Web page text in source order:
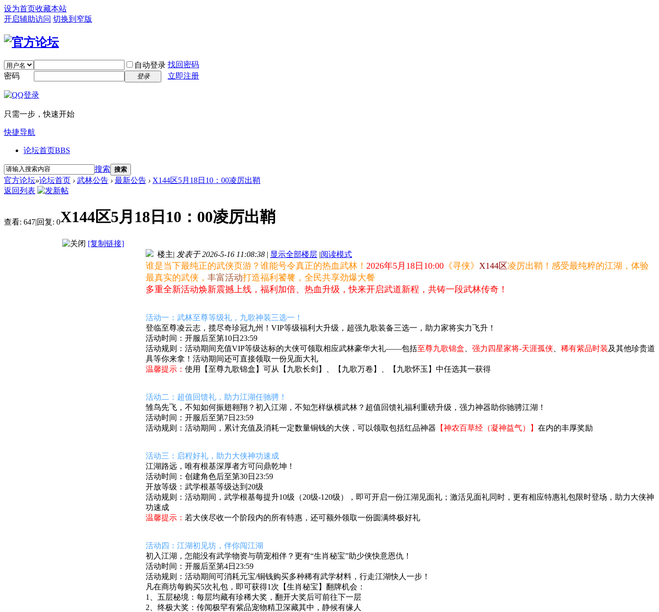
设为首页收藏本站
开启辅助访问 切换到窄版
自动登录 找回密码
密码
登录 立即注册
只需一步，快速开始
快捷导航
论坛首页BBS
搜索 搜索
官方论坛»论坛首页 › 武林公告 › 最新公告 › X144区5月18日10：00凌厉出鞘
返回列表
查看: 647|回复: 0X144区5月18日10：00凌厉出鞘
[复制链接]
楼主| 发表于 2026-5-16 11:08:38 | 显示全部楼层 |阅读模式
谁是当下最纯正的武侠页游？谁能号令真正的热血武林！ 2026年5月18日10:00 《寻侠》 X144区凌厉出鞘！感受最纯粹的江湖， 体验
最真实的武侠， 丰富活动打造福利饕餮，全民共享劲爆大餐
多重全新活动焕新震撼上线， 福利加倍、热血升级，快来开启武道新程，共铸一段武林传奇！
活动一：武林至尊等级礼，九歌神装三选一 ！
登临至尊凌云志，揽尽奇珍冠九州！VIP等级福利大升级，超强九歌装备三选一，助力家将实力飞升！
活动时间：开服后至第10日23:59
活动规则：活动期间充值VIP等级达标的大侠可领取相应武林豪华大礼——包括至尊九歌锦盒 强力四星家将-天涯孤侠 稀有紫品时装及其他珍贵道
具等你来拿！活动期间还可直接领取一份见面大礼
温馨提示： 使用【至尊九歌锦盒】可从 【九歌长剑】、【九歌万卷】、【九歌怀玉】中任选其一获得
活动二：超值回馈礼，助力江湖任驰骋！
雏鸟先飞，不知如何振翅翱翔？初入江湖，不知怎样纵横武林？超值回馈礼福利重磅升级，强力神器助你驰骋江湖！
活动时间：开服后至第7日23:59
活动规则：活动期间，累计充值及消耗一定数量铜钱的大侠，可以领取包括红品神器 【神农百草经（凝神益气）】 在内的丰厚奖励
活动三：启程好礼，助力大侠神功速成
江湖路远，唯有根基深厚者方可问鼎乾坤！
活动时间： 创建角色后至第30日23:59
开放等级：武学根基等级达到20级
活动规则：活动期间， 武学根基每提升10级（20级-120级），即可开启一份江湖见面礼； 激活见面礼同时，更有相应特惠礼包限时登场，助力大侠神
功速成
温馨提示： 若大侠尽收一个阶段内的所有特惠，还可额外领取一份圆满终极好礼
活动四：江湖初见坊，伴你闯江湖
初入江湖，怎能没有武学物资与萌宠相伴？更有“生肖秘宝”助少侠快意恩仇！
活动时间：开服后至第4日23:59
活动规则：活动期间可消耗元宝/铜钱购买多种稀有武学材料，行走江湖快人一步！
凡在商坊每购买5次礼包，即可获得1次【生肖秘宝】翻牌机会：
1、五层秘境：每层均藏有珍稀大奖，翻开大奖后可前往下一层
2、终极大奖：传闻极罕有紫品宠物精卫深藏其中，静候有缘人